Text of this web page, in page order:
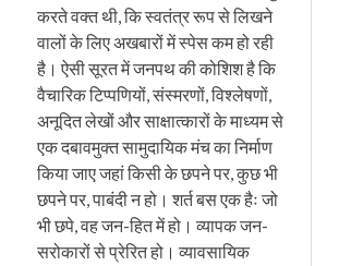
करते वक्त थी, कि स्वतंत्र रूप से लिखने
वालों के लिए अखबारों में स्पेस कम हो रही
है। ऐसी सूरत में जनपथ की कोशिश है कि
वैचारिक टिप्पणियों, संस्मरणों, विश्लेषणों,
अनूदित लेखों और साक्षात्कारों के माध्यम से
एक दबावमुक्त सामुदायिक मंच का निर्माण
किया जाए जहां किसी के छपने पर, कुछ भी
छपने पर, पाबंदी न हो। शर्त बस एक हैः जो
भी छपे, वह जन-हित में हो। व्यापक जन-
सरोकारों से प्रेरित हो। व्यावसायिक